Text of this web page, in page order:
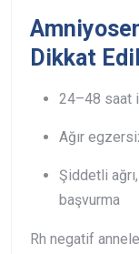
Dikkat
24–48 saat
Ağır
Şiddetli
başvurma
Rh negatif